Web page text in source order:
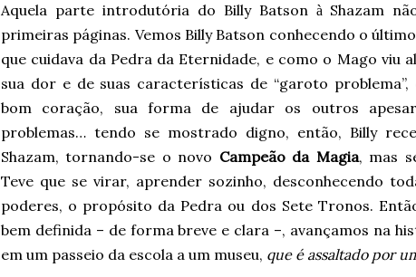
Aquela parte introdutória do Billy Batson àShazam
primeiras páginas. Vemos Billy Batson conhecendo o
que cuidava da Pedra da Eternidade, e como o Mago viu
sua dor e de suas características de “garoto problema”,
bom coração, sua forma de ajudar os outros
problemas… tendo se mostrado digno, então, Billy
Shazam, tornando-se o novo Campeão da Magia, mas
Teve que se virar, aprender sozinho, desconhecendo
poderes, o propósito da Pedra ou dos Sete Tronos.
bem definida – de forma breve e clara –, avançamos na
em um passeio da escola a um museu, que é assaltado por